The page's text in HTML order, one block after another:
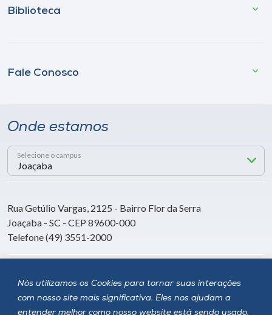
Nós utilizamos os Cookies para tornar suas interações
com nosso site mais significativa. Eles nos ajudam a
entender melhor como nosso website está sendo usado,
Biblioteca
Fale Conosco
Onde estamos
Selecione o campus
Rua Getúlio Vargas, 2125 - Bairro Flor da Serra
Joaçaba - SC - CEP 89600-000
Telefone (49) 3551-2000
Siga a Unoesc